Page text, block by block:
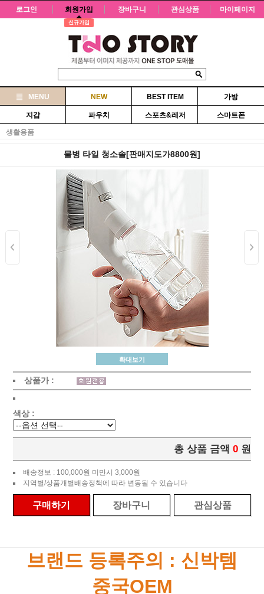
로그인 회원가입
신규가입
장바구니 관심상품 마이페이지
MENU NEW BEST ITEM 가방
지갑 파우치 스포츠&레저 스마트폰
생활용품
물병 타일 청소솔[판매지도가8800원]
확대보기
상품가 :
색상 :
총 상품 금액 0 원
배송정보 : 100,000원 미만시 3,000원
지역별/상품개별배송정책에 따라 변동될 수 있습니다
구매하기 장바구니 관심상품
브랜드 등록주의 : 신박템
중국OEM